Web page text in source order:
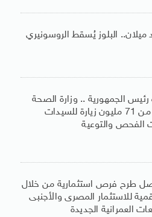
البلوز يُسقط الروسونيري
الجمهورية .. وزارة الصحة
تستقبل أكثر من 71 مليون زيارة للسيدات
الفحص والتوعية
طرح فرص استثمارية من خلال
للاستثمار المصرى والأجنبى
العمرانية الجديدة